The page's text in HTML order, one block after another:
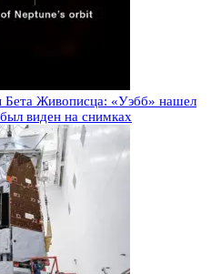
Бета Живописца: «Уэбб» нашел
виден на снимках